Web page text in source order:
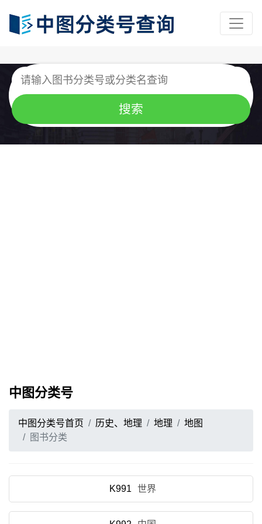
中图分类号
中图分类号首页 历史、地理 地理
地图
图书分类
K991 世界